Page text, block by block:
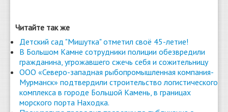
Читайте так же
Детский сад "Мишутка" отметил своё 45-летие!
В Большом Камне сотрудники полиции обезвредили
гражданина, угрожавшего сжечь себя и сожительницу
ООО «Северо-западная рыбопромышленная компания-
Мурманск» подтвердили строительство логистического
комплекса в городе Большой Камень, в границах
морского порта Находка.